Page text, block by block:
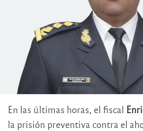
En las últimas horas, el fiscal
la prisión preventiva contra el